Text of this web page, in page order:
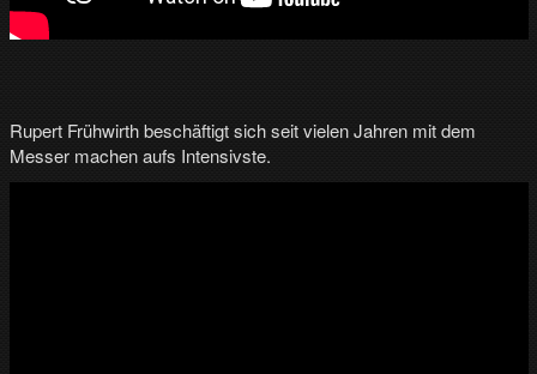
T
a
e
r
R
Rupert Frühwirth beschäftigt sich seit vielen Jahren mit dem
Messer machen aufs Intensivste.